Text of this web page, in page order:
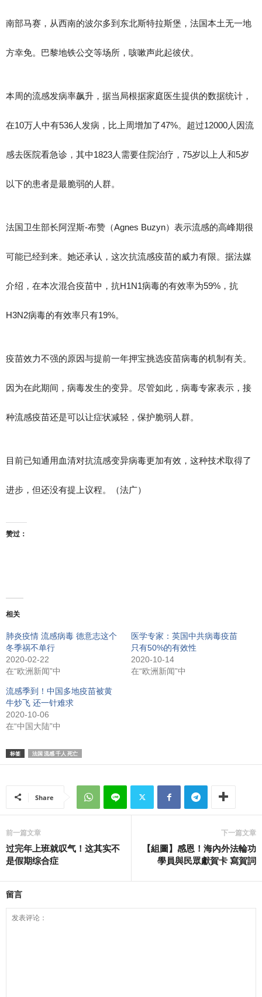
南部马赛，从西南的波尔多到东北斯特拉斯堡，法国本土无一地
方幸免。巴黎地铁公交等场所，咳嗽声此起彼伏。
本周的流感发病率飙升，据当局根据家庭医生提供的数据统计，
在10万人中有536人发病，比上周增加了47%。超过12000人因流
感去医院看急诊，其中1823人需要住院治疗，75岁以上人和5岁
以下的患者是最脆弱的人群。
法国卫生部长阿涅斯-布赞（Agnes Buzyn）表示流感的高峰期很
可能已经到来。她还承认，这次抗流感疫苗的威力有限。据法媒
介绍，在本次混合疫苗中，抗H1N1病毒的有效率为59%，抗
H3N2病毒的有效率只有19%。
疫苗效力不强的原因与提前一年押宝挑选疫苗病毒的机制有关。
因为在此期间，病毒发生的变异。尽管如此，病毒专家表示，接
种流感疫苗还是可以让症状减轻，保护脆弱人群。
目前已知通用血清对抗流感变异病毒更加有效，这种技术取得了
进步，但还没有提上议程。（法广）
赞过：
相关
肺炎疫情 流感病毒 德意志这个
冬季祸不单行
2020-02-22
在“欧洲新闻”中
医学专家：英国中共病毒疫苗
只有50%的有效性
2020-10-14
在“欧洲新闻”中
流感季到！中国多地疫苗被黄
牛炒飞 还一针难求
2020-10-06
在“中国大陆”中
标签 法国 流感 千人 死亡
Share
前一篇文章
过完年上班就叹气！这其实不
是假期综合症
下一篇文章
【組圖】感恩！海內外法輪功
學員與民眾獻賀卡 寫賀詞
留言